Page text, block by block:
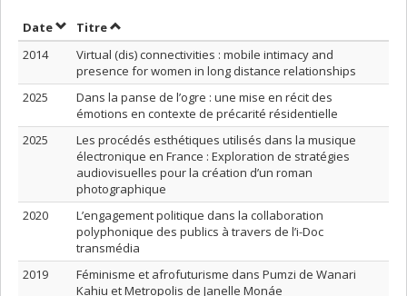
DateTrier par date en ordre décroissant
TitreTrier par titre en ordre décroissant
2014
Virtual (dis) connectivities : mobile intimacy and
presence for women in long distance relationships
2025
Dans la panse de l’ogre : une mise en récit des
émotions en contexte de précarité résidentielle
2025
Les procédés esthétiques utilisés dans la musique
électronique en France : Exploration de stratégies
audiovisuelles pour la création d’un roman
photographique
2020
L’engagement politique dans la collaboration
polyphonique des publics à travers de l’i-Doc
transmédia
2019
Féminisme et afrofuturisme dans Pumzi de Wanari
Kahiu et Metropolis de Janelle Monáe